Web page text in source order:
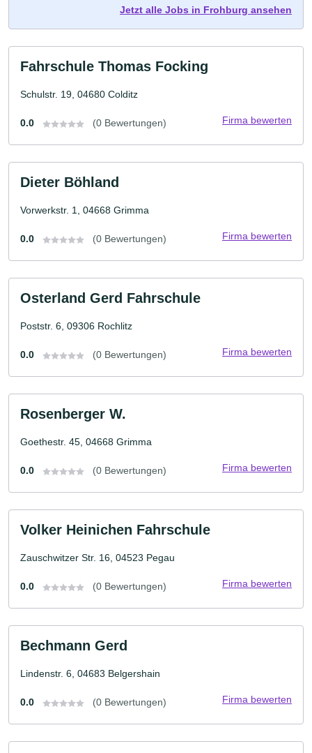
Jetzt alle Jobs in Frohburg ansehen
Fahrschule Thomas Focking
Schulstr. 19, 04680 Colditz
0.0 (0 Bewertungen) Firma bewerten
Dieter Böhland
Vorwerkstr. 1, 04668 Grimma
0.0 (0 Bewertungen) Firma bewerten
Osterland Gerd Fahrschule
Poststr. 6, 09306 Rochlitz
0.0 (0 Bewertungen) Firma bewerten
Rosenberger W.
Goethestr. 45, 04668 Grimma
0.0 (0 Bewertungen) Firma bewerten
Volker Heinichen Fahrschule
Zauschwitzer Str. 16, 04523 Pegau
0.0 (0 Bewertungen) Firma bewerten
Bechmann Gerd
Lindenstr. 6, 04683 Belgershain
0.0 (0 Bewertungen) Firma bewerten